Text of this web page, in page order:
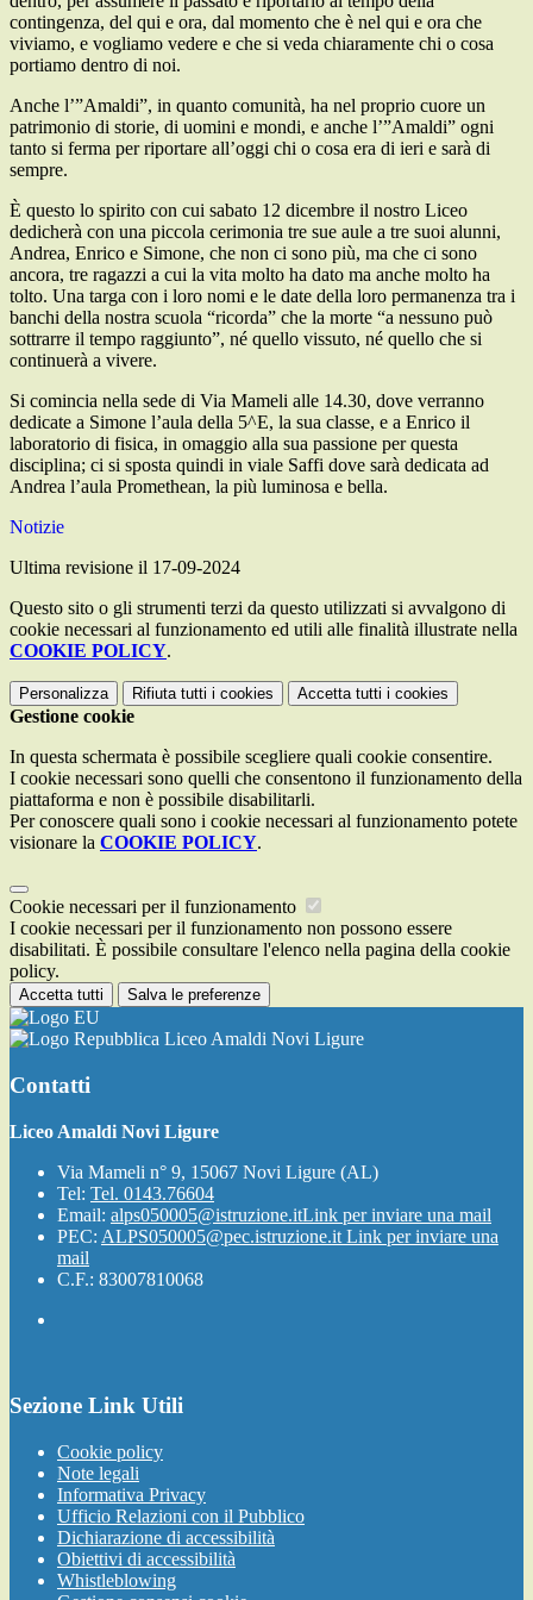
contingenza, del qui e ora, dal momento che è nel qui e ora che
viviamo, e vogliamo vedere e che si veda chiaramente chi o cosa
portiamo dentro di noi.
Anche l’”Amaldi”, in quanto comunità, ha nel proprio cuore un
patrimonio di storie, di uomini e mondi, e anche l’”Amaldi” ogni
tanto si ferma per riportare all’oggi chi o cosa era di ieri e sarà di
sempre.
È questo lo spirito con cui sabato 12 dicembre il nostro Liceo
dedicherà con una piccola cerimonia tre sue aule a tre suoi alunni,
Andrea, Enrico e Simone, che non ci sono più, ma che ci sono
ancora, tre ragazzi a cui la vita molto ha dato ma anche molto ha
tolto. Una targa con i loro nomi e le date della loro permanenza tra i
banchi della nostra scuola “ricorda” che la morte “a nessuno può
sottrarre il tempo raggiunto”, né quello vissuto, né quello che si
continuerà a vivere.
Si comincia nella sede di Via Mameli alle 14.30, dove verranno
dedicate a Simone l’aula della 5^E, la sua classe, e a Enrico il
laboratorio di fisica, in omaggio alla sua passione per questa
disciplina; ci si sposta quindi in viale Saffi dove sarà dedicata ad
Andrea l’aula Promethean, la più luminosa e bella.
Notizie
Ultima revisione il 17-09-2024
Questo sito o gli strumenti terzi da questo utilizzati si avvalgono di
cookie necessari al funzionamento ed utili alle finalità illustrate nella
COOKIE POLICY.
Personalizza Rifiuta tutti i cookies Accetta tutti i cookies
Gestione cookie
In questa schermata è possibile scegliere quali cookie consentire.
I cookie necessari sono quelli che consentono il funzionamento della
piattaforma e non è possibile disabilitarli.
Per conoscere quali sono i cookie necessari al funzionamento potete
visionare la COOKIE POLICY.
Cookie necessari per il funzionamento
I cookie necessari per il funzionamento non possono essere
disabilitati. È possibile consultare l'elenco nella pagina della cookie
policy.
Accetta tutti Salva le preferenze
Liceo Amaldi Novi Ligure
Contatti
Liceo Amaldi Novi Ligure
Via Mameli n° 9, 15067 Novi Ligure (AL)
Tel: Tel. 0143.76604
Email: alps050005@istruzione.itLink per inviare una mail
PEC: ALPS050005@pec.istruzione.it Link per inviare una
mail
C.F.: 83007810068
Sezione Link Utili
Cookie policy
Note legali
Informativa Privacy
Ufficio Relazioni con il Pubblico
Dichiarazione di accessibilità
Obiettivi di accessibilità
Whistleblowing